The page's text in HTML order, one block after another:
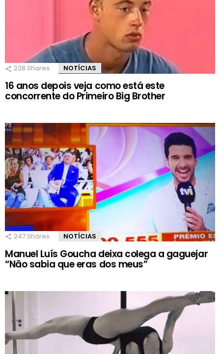
228 Shares NOTÍCIAS
16 anos depois veja como está este
concorrente do Primeiro Big Brother
247 Shares NOTÍCIAS
Manuel Luís Goucha deixa colega a gaguejar
“Não sabia que eras dos meus”